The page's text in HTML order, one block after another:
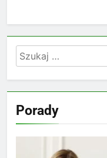
Szukaj:
Porady